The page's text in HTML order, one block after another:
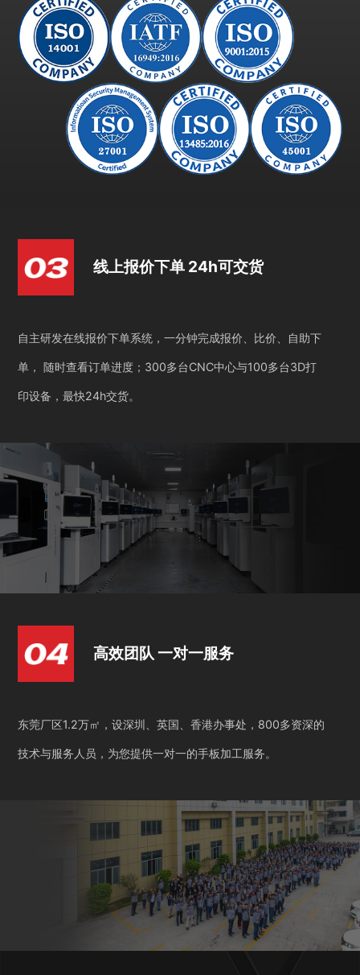
线上报价下单 24h可交货
自主研发在线报价下单系统，一分钟完成报价、比价、自助下
单， 随时查看订单进度；300多台CNC中心与100多台3D打
印设备，最快24h交货。
高效团队 一对一服务
东莞厂区1.2万㎡，设深圳、英国、香港办事处，800多资深的
技术与服务人员，为您提供一对一的手板加工服务。